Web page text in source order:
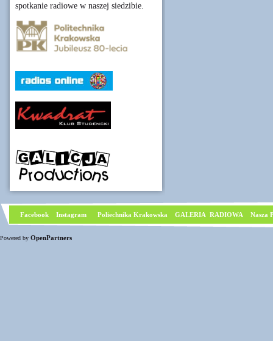
spotkanie radiowe w naszej siedzibie.
Facebook Instagram Poliechnika Krakowska GALERIA RADIOWA Nasza
Powered by OpenPartners